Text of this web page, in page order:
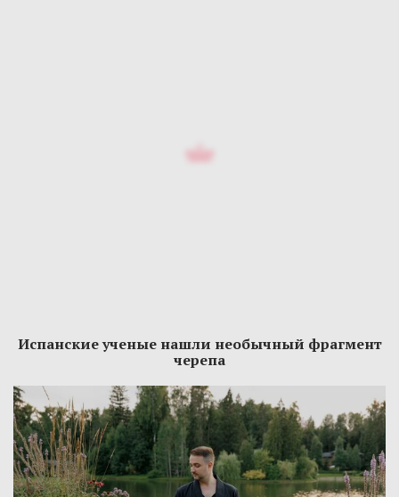
Испанские ученые нашли необычный фрагмент
черепа